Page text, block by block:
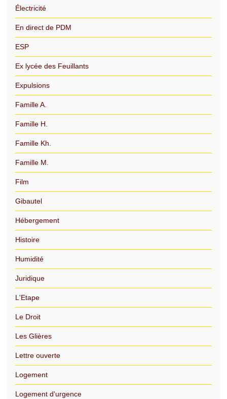
Électricité
En direct de PDM
ESP
Ex lycée des Feuillants
Expulsions
Famille A.
Famille H.
Famille Kh.
Famille M.
Film
Gibautel
Hébergement
Histoire
Humidité
Juridique
L'Etape
Le Droit
Les Glières
Lettre ouverte
Logement
Logement d'urgence